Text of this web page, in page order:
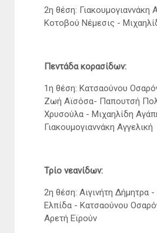
2η θέση: Γιακουμογιαννάκη
Κοτοβού Νέμεσις -
Πεντάδα κορασίδων:
1η θέση: Κατσαούνου
Ζωή Αϊσόσα- Παπουτσή
Χρυσούλα - Μιχαηλίδη
Γιακουμογιαννάκη Αγγελική
Τρίο νεανίδων:
2η θέση: Αιγινήτη Δήμητρα
Ελπίδα - Κατσαούνου
Αρετή Εϊρούν